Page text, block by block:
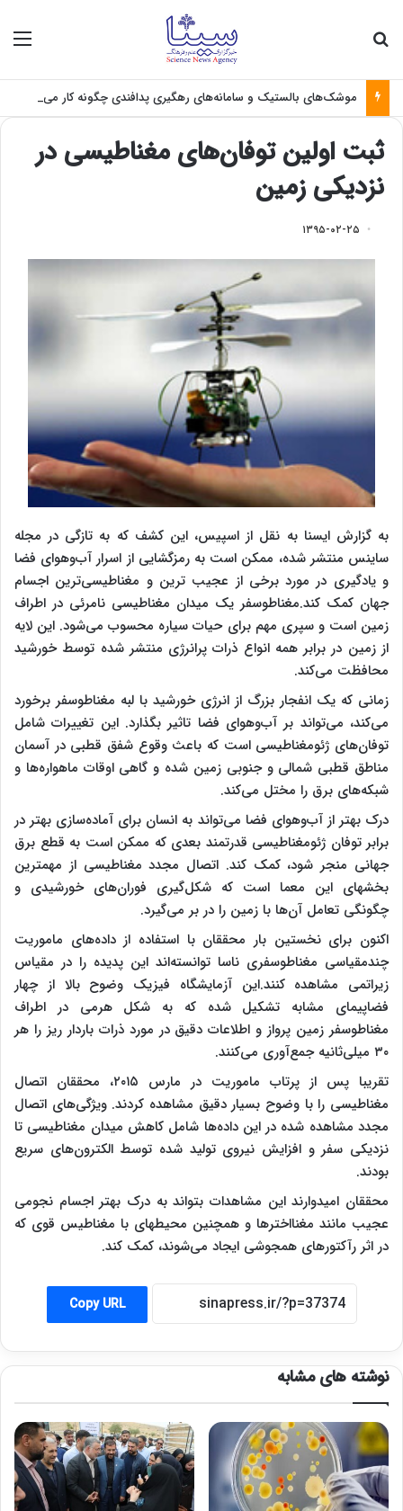
موشک‌های بالستیک و سامانه‌های رهگیری پدافندی چگونه کار می کنند؟
ثبت اولین توفان‌های مغناطیسی در
نزدیکی زمین
۱۳۹۵-۰۲-۲۵
به گزارش ایسنا به نقل از اسپیس، این کشف که به تازگی در مجله
ساینس منتشر شده، ممکن است به رمزگشایی از اسرار آب‌وهوای فضا
و یادگیری در مورد برخی از عجیب ترین و مغناطیسی‌ترین اجسام
جهان کمک کند.مغناطوسفر یک میدان مغناطیسی نامرئی در اطراف
زمین است و سپری مهم برای حیات سیاره محسوب می‌شود. این لایه
از زمین در برابر همه انواع ذرات پرانرژی منتشر شده توسط خورشید
محافظت می‌کند.
زمانی که یک انفجار بزرگ از انرژی خورشید با لبه مغناطوسفر برخورد
می‌کند، می‌تواند بر آب‌وهوای فضا تاثیر بگذارد. این تغییرات شامل
توفان‌های ژئومغناطیسی است که باعث وقوع شفق قطبی در آسمان
مناطق قطبی شمالی و جنوبی زمین شده و گاهی اوقات ماهواره‌ها و
شبکه‌های برق را مختل می‌کند.
درک بهتر از آب‌وهوای فضا می‌تواند به انسان برای آماده‌سازی بهتر در
برابر توفان ژئومغناطیسی قدرتمند بعدی که ممکن است به قطع برق
جهانی منجر شود، کمک کند. اتصال مجدد مغناطیسی از مهمترین
بخشهای این معما است که شکل‌گیری فوران‌های خورشیدی و
چگونگی تعامل آن‌ها با زمین را در بر می‌گیرد.
اکنون برای نخستین بار محققان با استفاده از داده‌های ماموریت
چندمقیاسی مغناطوسفری ناسا توانسته‌اند این پدیده را در مقیاس
زیراتمی مشاهده کنند.این آزمایشگاه فیزیک وضوح بالا از چهار
فضاپیمای مشابه تشکیل شده که به شکل هرمی در اطراف
مغناطوسفر زمین پرواز و اطلاعات دقیق در مورد ذرات باردار ریز را هر
۳۰ میلی‌ثانیه جمع‌آوری می‌کنند.
تقریبا پس از پرتاب ماموریت در مارس ۲۰۱۵، محققان اتصال
مغناطیسی را با وضوح بسیار دقیق مشاهده کردند. ویژگی‌های اتصال
مجدد مشاهده شده در این داده‌ها شامل کاهش میدان مغناطیسی تا
نزدیکی سفر و افزایش نیروی تولید شده توسط الکترون‌های سریع
بودند.
محققان امیدوارند این مشاهدات بتواند به درک بهتر اجسام نجومی
عجیب مانند مغنااخترها و همچنین محیطهای با مغناطیس قوی که
در اثر رآکتورهای همجوشی ایجاد می‌شوند، کمک کند.
Copy URL
نوشته های مشابه